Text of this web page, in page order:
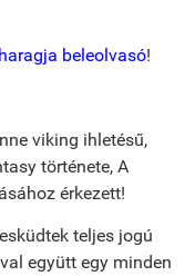
beleolvasó!
viking ihletésű,
története, A
érkezett!
teljes jogú
együtt egy minden